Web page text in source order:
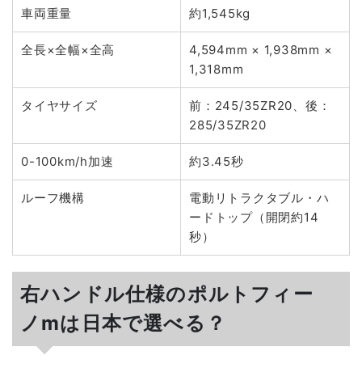
車両重量 約1,545kg
全長×全幅×全高
4,594mm × 1,938mm ×
1,318mm
タイヤサイズ
前：245/35ZR20、後：
285/35ZR20
0-100km/h加速 約3.45秒
ルーフ機構
電動リトラクタブル・ハ
ードトップ（開閉約14
秒）
右ハンドル仕様のポルトフィー
ノmは日本で選べる？